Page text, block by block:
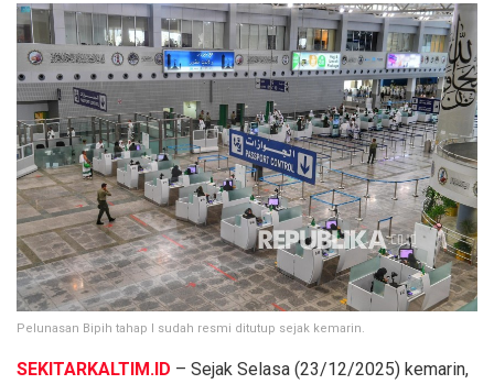
Pelunasan Bipih tahap I sudah resmi ditutup sejak kemarin.
SEKITARKALTIM.ID – Sejak Selasa (23/12/2025) kemarin,